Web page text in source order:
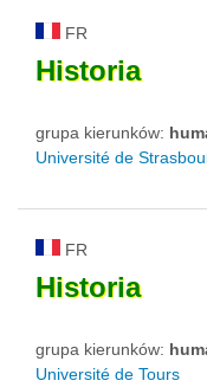
FR
Historia
grupa kierunków:
Université de
FR
Historia
grupa kierunków:
Université de Tours